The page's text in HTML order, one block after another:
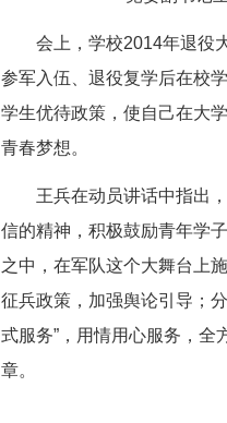
会上，学校2014年退役
参军入伍、退役复学
学生优待政策，使自己在大
青春梦想。
王兵在动员讲话中指出，
信的精神，积极鼓励青年学
之中，在军队这个大舞台上
征兵政策，加强舆论引导；
式服务”，用情用心服务，
章。